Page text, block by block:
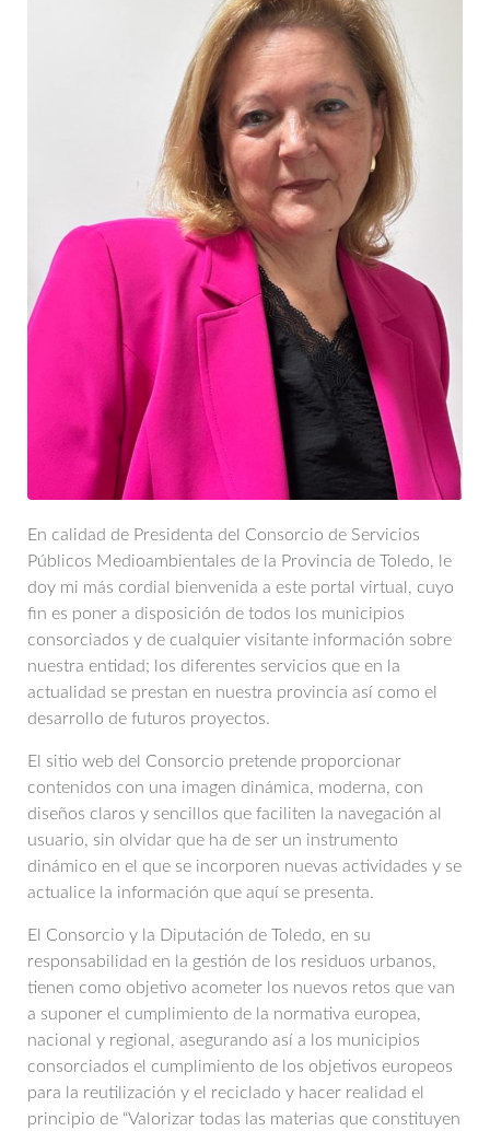
En calidad de Presidenta del Consorcio de Servicios
Públicos Medioambientales de la Provincia de Toledo, le
doy mi más cordial bienvenida a este portal virtual, cuyo
fin es poner a disposición de todos los municipios
consorciados y de cualquier visitante información sobre
nuestra entidad; los diferentes servicios que en la
actualidad se prestan en nuestra provincia así como el
desarrollo de futuros proyectos.
El sitio web del Consorcio pretende proporcionar
contenidos con una imagen dinámica, moderna, con
diseños claros y sencillos que faciliten la navegación al
usuario, sin olvidar que ha de ser un instrumento
dinámico en el que se incorporen nuevas actividades y se
actualice la información que aquí se presenta.
El Consorcio y la Diputación de Toledo, en su
responsabilidad en la gestión de los residuos urbanos,
tienen como objetivo acometer los nuevos retos que van
a suponer el cumplimiento de la normativa europea,
nacional y regional, asegurando así a los municipios
consorciados el cumplimiento de los objetivos europeos
para la reutilización y el reciclado y hacer realidad el
principio de “Valorizar todas las materias que constituyen